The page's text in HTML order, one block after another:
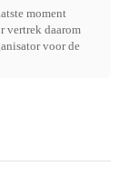
moment
vertrek daarom
voor de